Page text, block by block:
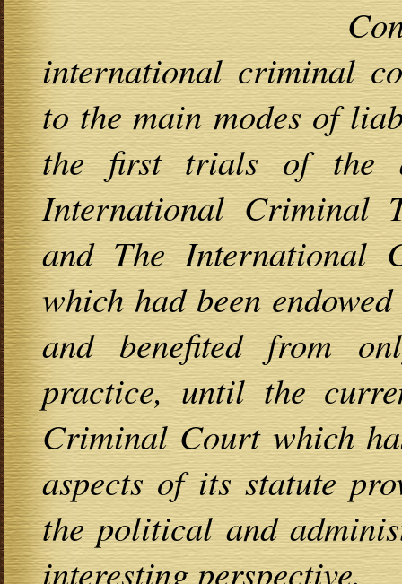
Considering
international criminal
to the main modes of
the first trials of the
International Criminal
and The International
which had been
and benefited from
practice, until the
Criminal Court which
aspects of its statute
the political and
interesting perspective.